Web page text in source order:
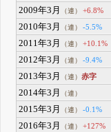
2009年3月
（連） +6.8%
2010年3月
（連） -5.5%
2011年3月
（連） +10.1%
2012年3月
（連） -9.4%
2013年3月
（連）赤字
2014年3月
（連）
2015年3月
（連） -0.1%
2016年3月
（連） +127%